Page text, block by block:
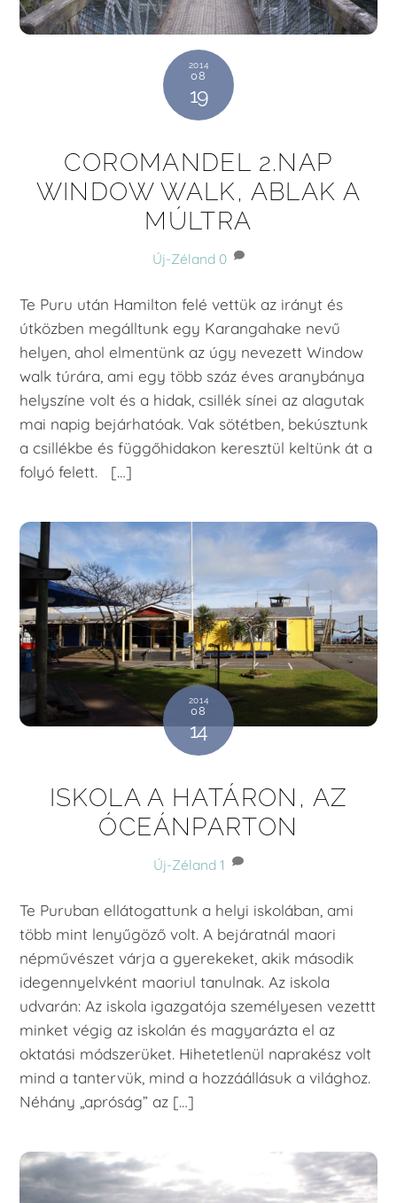
2014
08
19
COROMANDEL 2.NAP
WINDOW WALK, ABLAK A
MÚLTRA
Új-Zéland 0
Te Puru után Hamilton felé vettük az irányt és
útközben megálltunk egy Karangahake nevű
helyen, ahol elmentünk az úgy nevezett Window
walk túrára, ami egy több száz éves aranybánya
helyszíne volt és a hidak, csillék sínei az alagutak
mai napig bejárhatóak. Vak sötétben, bekúsztunk
a csillékbe és függőhidakon keresztül keltünk át a
folyó felett. […]
2014
08
14
ISKOLA A HATÁRON, AZ
ÓCEÁNPARTON
Új-Zéland 1
Te Puruban ellátogattunk a helyi iskolában, ami
több mint lenyűgöző volt. A bejáratnál maori
népművészet várja a gyerekeket, akik második
idegennyelvként maoriul tanulnak. Az iskola
udvarán: Az iskola igazgatója személyesen vezettt
minket végig az iskolán és magyarázta el az
oktatási módszerüket. Hihetetlenül naprakész volt
mind a tantervük, mind a hozzáállásuk a világhoz.
Néhány „apróság” az […]